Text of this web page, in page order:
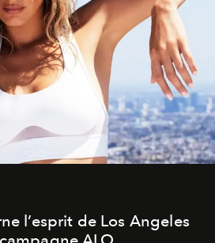
l’esprit de Los Angeles